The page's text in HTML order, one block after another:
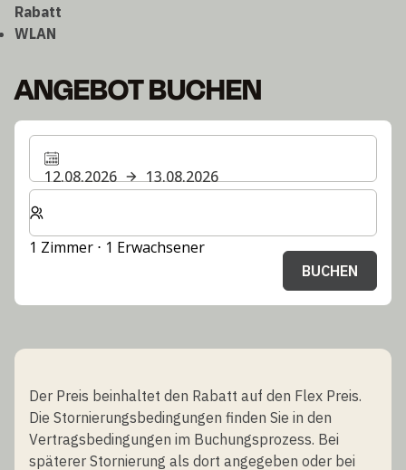
Rabatt
WLAN
ANGEBOT BUCHEN
12.08.2026
13.08.2026
Wählen Sie die Anzahl der Zimmer und Gäste für Ihren
1 Zimmer ⋅ 1 Erwachsener
BUCHEN
Der Preis beinhaltet den Rabatt auf den Flex Preis.
Die Stornierungsbedingungen finden Sie in den
Vertragsbedingungen im Buchungsprozess. Bei
späterer Stornierung als dort angegeben oder bei